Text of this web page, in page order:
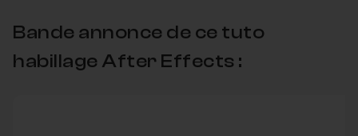
Bande annonce de ce tuto
habillage After Effects :